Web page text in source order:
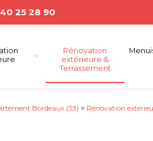
25 28 90
Rénovation
extérieure &
Terrassement
Bordeaux (33) > Rénovation